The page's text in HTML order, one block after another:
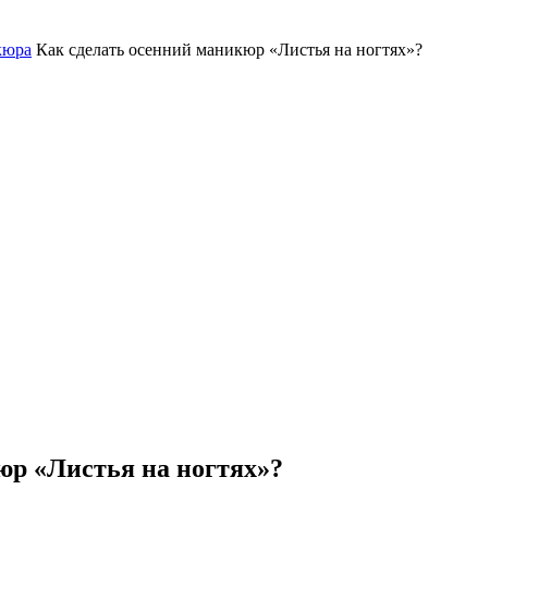
Как сделать осенний маникюр «Листья на ногтях»?
«Листья на ногтях»?